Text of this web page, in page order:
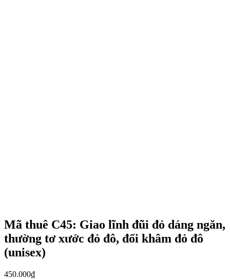
Mã thuê C45: Giao lĩnh đũi đỏ dáng ngăn,
thường tơ xước đỏ đô, đối khâm đỏ đô
(unisex)
450.000₫